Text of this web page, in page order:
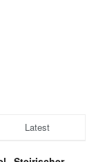
Latest